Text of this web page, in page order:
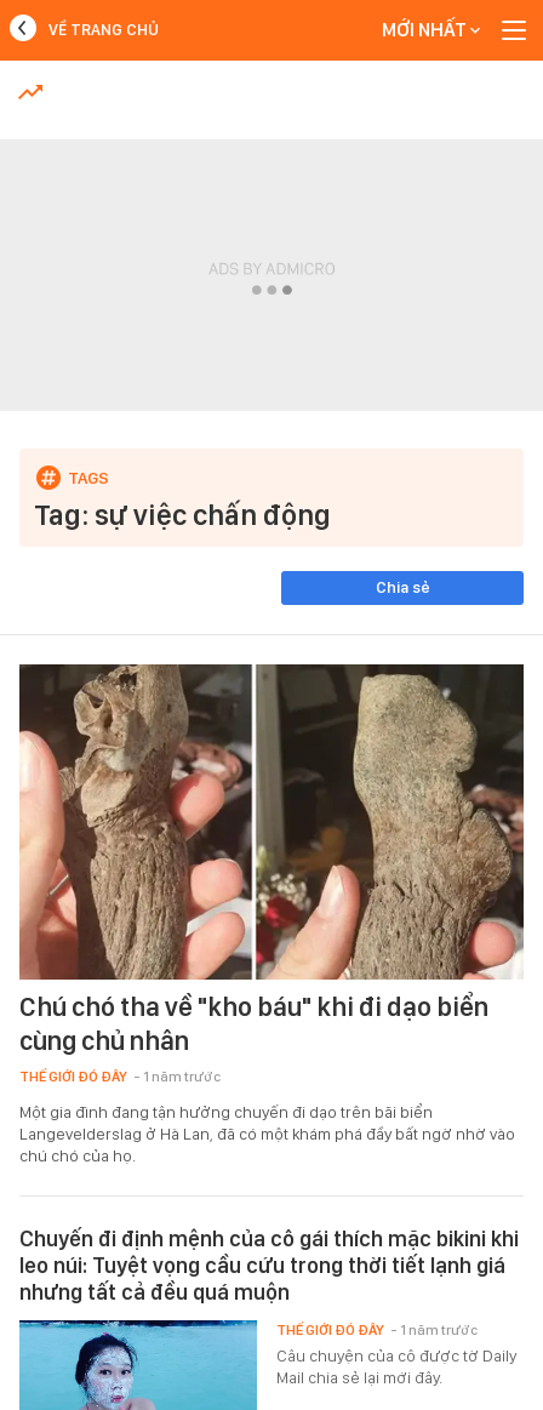
MỚI NHẤT
VỀ TRANG CHỦ MỚI NHẤT
Tag: sự việc chấn động
Chia sẻ
Chú chó tha về "kho báu" khi đi dạo biển
cùng chủ nhân
THẾ GIỚI ĐÓ ĐÂY - 1 năm trước
Một gia đình đang tận hưởng chuyến đi dạo trên bãi biển
Langevelderslag ở Hà Lan, đã có một khám phá đầy bất ngờ nhờ vào
chú chó của họ.
Chuyến đi định mệnh của cô gái thích mặc bikini khi
leo núi: Tuyệt vọng cầu cứu trong thời tiết lạnh giá
nhưng tất cả đều quá muộn
Câu chuyện của cô được tờ Daily
Mail chia sẻ lại mới đây.
THẾ GIỚI ĐÓ ĐÂY - 1 năm trước